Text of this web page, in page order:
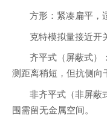
方形：紧凑扁平，
克特模拟量接近开
齐平式（屏蔽式）
测距离稍短，但抗侧向
非齐平式（非屏蔽
围需留无金属空间。